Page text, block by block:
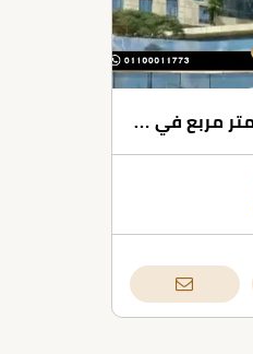
مكتب اداري للبيع بمساحة 86 متر مربع في مول ايتابا سكوير الشيخ زايد